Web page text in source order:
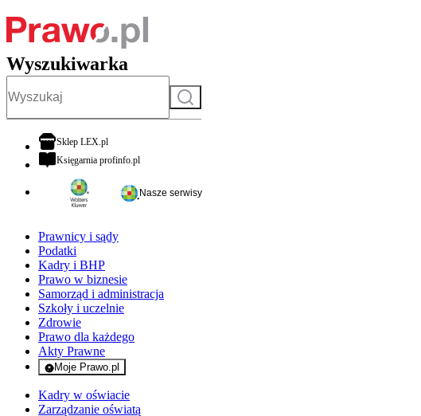
Wyszukiwarka
Szukaj
Sklep LEX.plotwiera się w nowej karcie
Księgarnia profinfo.plotwiera się w nowej karcie
Nasze serwisy
Prawnicy i sądy
Podatki
Kadry i BHP
Prawo w biznesie
Samorząd i administracja
Szkoły i uczelnie
Zdrowie
Prawo dla każdego
Akty Prawne
Moje Prawo.pl
- rejestracja i logowanie do serwisu
Kadry w oświacie
Zarządzanie oświatą